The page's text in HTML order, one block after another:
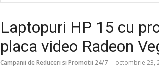
Laptopuri HP 15 cu
placa video Radeon
Campanii de Reduceri si Promotii 24/7 octombrie 23,